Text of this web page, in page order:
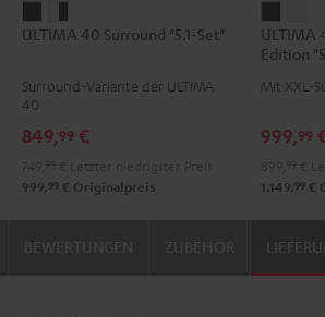
40
"5.1-
Schwarz
40
"5.1-
Weiß
Schwarz
ULTIMA 40 Surround "5.1-Set"
Surround-Variante der ULTIMA
40
849,99 €
999, 99 € Originalpreis
40
Power
"5.1-
40
ULTIMA
Edition
Mit XXL-
999,99
1.149, 99 €